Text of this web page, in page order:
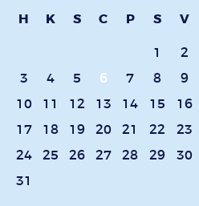
H K S C P S V
1
2
3
4 5 6 7 8
9
10
11 12 13 14 15
16
17
18 19 20 21 22
23
24
25 26 27 28 29
30
31